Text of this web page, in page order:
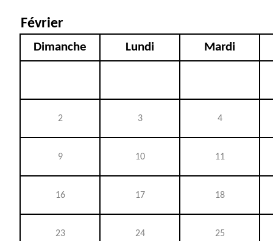
Février
Dimanche Lundi Mardi
2 3 4
9 10 11
16 17 18
23 24 25